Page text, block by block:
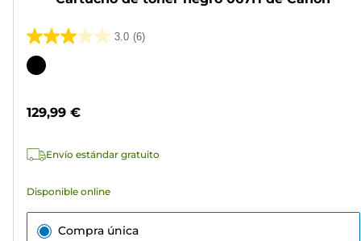
3.0 (6)
3.0
de
Cartucho
129,99 €
Envío estándar gratuito
Disponible online
Compra única